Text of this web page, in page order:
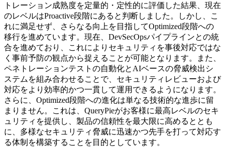
トレーション成熟度を定量的・定性的に評価した結果、現在
のレベルはProactive段階にあると判断しました。しかし、こ
れに満足せず、さらなる向上を目指してOptimized段階への
移行を進めています。現在、DevSecOpsパイプラインとの統
合を進めており、これによりセキュリティを事後対応ではな
く事前予防の観点から捉えることが可能となります。また、
ペネトレーションテストの自動化とAIベースの脅威検出シ
ステムを組み合わせることで、セキュリティレビューおよび
対応をより効率的かつ一貫して運用できるようになります。
さらに、Optimized段階への進化は単なる技術的な進歩に留
まりません。これは、QueryPieがお客様に最高レベルのセキ
ュリティを提供し、製品の信頼性を最大限に高めるととも
に、多様なセキュリティ脅威に迅速かつ先手を打って対応す
る体制を構築することを目的としています。